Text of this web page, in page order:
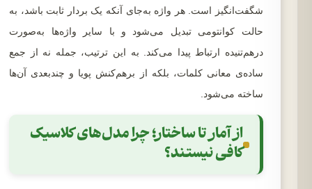
شگفت‌انگیز است. هر واژه به‌جای آنکه یک بردار ثابت باشد، به
حالت کوانتومی تبدیل می‌شود و با سایر واژه‌ها به‌صورت
درهم‌تنیده ارتباط پیدا می‌کند. به این ترتیب، جمله نه از جمع
ساده‌ی معانی کلمات، بلکه از برهم‌کنش پویا و چندبعدی آن‌ها
ساخته می‌شود.
از آمار تا ساختار؛ چرا مدل‌های کلاسیک
کافی نیستند؟